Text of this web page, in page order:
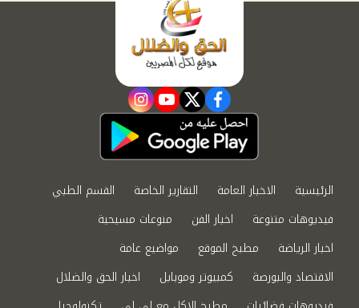
facebook
twitter
youtube
instagram
الرئيسية الاخبار العامة التقارير الخاصة
القسم الطبي
فيديوهات متنوعة
اخبار الفن
منوعات مسيحية
اخبار الرياضة
مطبخ الموقع
مواضيع عامة
الاقتصاد والبورصة
كمبيوتر وموبايل
اخبار الحق والضلال